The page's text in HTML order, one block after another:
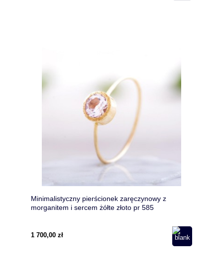
Minimalistyczny pierścionek zaręczynowy z
morganitem i sercem żółte złoto pr 585
1 700,00 zł